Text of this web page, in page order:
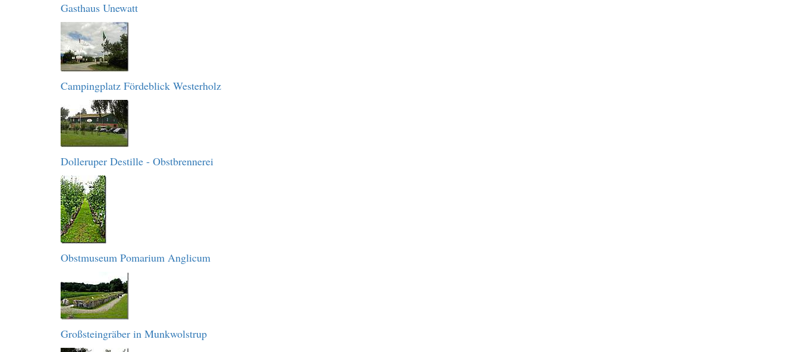
Gasthaus Unewatt
Campingplatz Fördeblick Westerholz
Dolleruper Destille - Obstbrennerei
Obstmuseum Pomarium Anglicum
Großsteingräber in Munkwolstrup